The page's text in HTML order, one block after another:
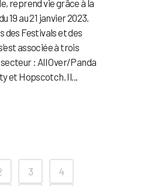
reprend vie grâce à la
19 au 21 janvier 2023.
des Festivals et des
associée à trois
: All Over/Panda
et Hopscotch. Il...
3
4